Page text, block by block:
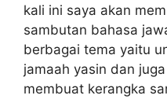
kali ini saya akan
sambutan bahasa
berbagai tema yaitu
jamaah yasin dan
membuat kerangka